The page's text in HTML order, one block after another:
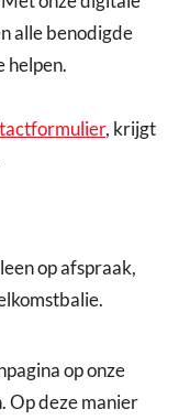
alle benodigde
helpen.
, krijgt
op afspraak,
op onze
Op deze manier